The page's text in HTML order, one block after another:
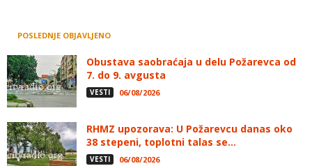
POSLEDNJE OBJAVLJENO
Obustava saobraćaja u delu Požarevca od
7. do 9. avgusta
VESTI 06/08/2026
RHMZ upozorava: U Požarevcu danas oko
38 stepeni, toplotni talas se...
VESTI 06/08/2026